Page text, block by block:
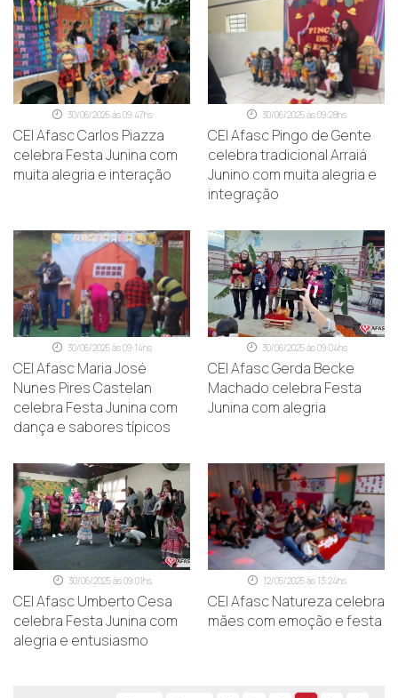
30/06/2025 às 09:47hs
CEI Afasc Carlos Piazza
celebra Festa Junina com
muita alegria e interação
30/06/2025 às 09:28hs
CEI Afasc Pingo de Gente
celebra tradicional Arraiá
Junino com muita alegria e
integração
30/06/2025 às 09:14hs
CEI Afasc Maria José
Nunes Pires Castelan
celebra Festa Junina com
dança e sabores típicos
30/06/2025 às 09:04hs
CEI Afasc Gerda Becke
Machado celebra Festa
Junina com alegria
30/06/2025 às 09:01hs
CEI Afasc Umberto Cesa
celebra Festa Junina com
alegria e entusiasmo
12/05/2025 às 13:24hs
CEI Afasc Natureza celebra
mães com emoção e festa